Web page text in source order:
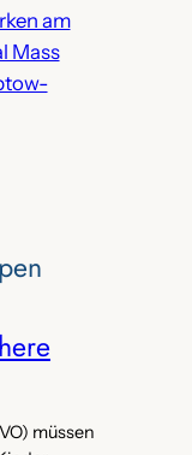
müssen
am
Mass